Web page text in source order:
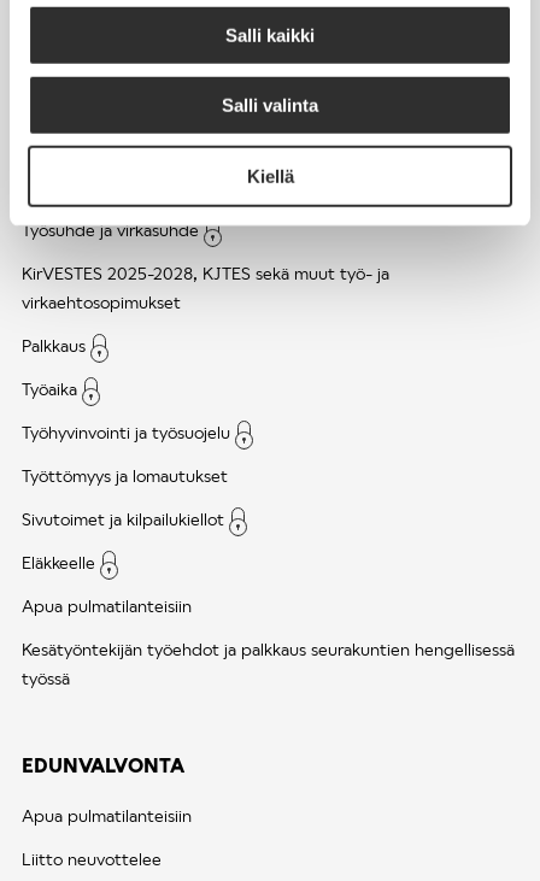
Salli kaikki
Salli valinta
Kiellä
JOBI
TYÖELÄMÄOPAS
Työsuhde ja virkasuhde
KirVESTES 2025-2028, KJTES sekä muut työ- ja
virkaehtosopimukset
Palkkaus
Työaika
Työhyvinvointi ja työsuojelu
Työttömyys ja lomautukset
Sivutoimet ja kilpailukiellot
Eläkkeelle
Apua pulmatilanteisiin
Kesätyöntekijän työehdot ja palkkaus seurakuntien hengellisessä
työssä
EDUNVALVONTA
Apua pulmatilanteisiin
Liitto neuvottelee